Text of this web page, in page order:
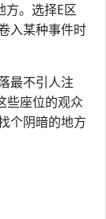
。选择E区
入某种事件时
最不引人注
些座位的观众
个阴暗的地方